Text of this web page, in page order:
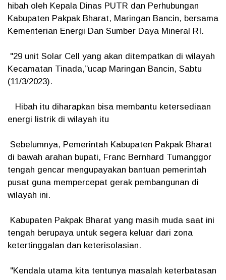
hibah oleh Kepala Dinas PUTR dan Perhubungan
Kabupaten Pakpak Bharat, Maringan Bancin, bersama
Kementerian Energi Dan Sumber Daya Mineral RI.
"29 unit Solar Cell yang akan ditempatkan di wilayah
Kecamatan Tinada,”ucap Maringan Bancin, Sabtu
(11/3/2023).
Hibah itu diharapkan bisa membantu ketersediaan
energi listrik di wilayah itu
Sebelumnya, Pemerintah Kabupaten Pakpak Bharat
di bawah arahan bupati, Franc Bernhard Tumanggor
tengah gencar mengupayakan bantuan pemerintah
pusat guna mempercepat gerak pembangunan di
wilayah ini.
Kabupaten Pakpak Bharat yang masih muda saat ini
tengah berupaya untuk segera keluar dari zona
ketertinggalan dan keterisolasian.
"Kendala utama kita tentunya masalah keterbatasan